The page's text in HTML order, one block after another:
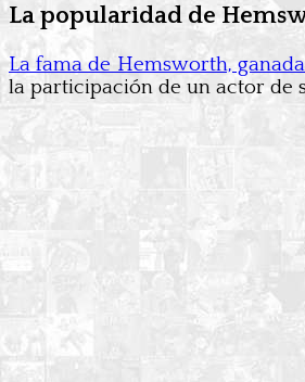
La popularidad de
La fama de Hemsworth,
la participación de un actor de